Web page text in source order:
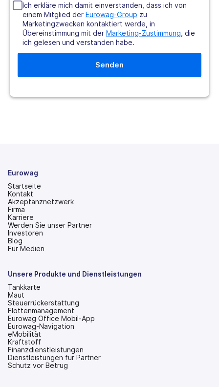
Ich erkläre mich damit einverstanden, dass ich von
einem Mitglied der Eurowag-Group zu
Marketingzwecken kontaktiert werde, in
Übereinstimmung mit der Marketing-Zustimmung , die
ich gelesen und verstanden habe.
Eurowag
Startseite
Kontakt
Akzeptanznetzwerk
Firma
Karriere
Werden Sie unser Partner
Investoren
(wird
in
Tab
Blog
Für Medien
Unsere Produkte und Dienstleistungen
Tankkarte
Maut
Steuerrückerstattung
Flottenmanagement
Eurowag Office Mobil-App
Eurowag-Navigation
eMobilität
Kraftstoff
Finanzdienstleistungen
Dienstleistungen für Partner
Schutz vor Betrug